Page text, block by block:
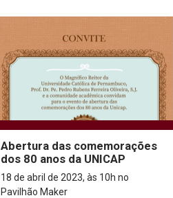
Abertura das comemorações
dos 80 anos da UNICAP
18 de abril de 2023, às 10h no
Pavilhão Maker